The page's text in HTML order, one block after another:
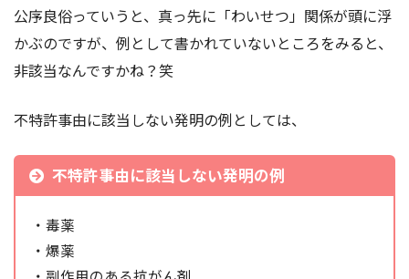
公序良俗っていうと、真っ先に「わいせつ」関係が頭に浮
かぶのですが、例として書かれていないところをみると、
非該当なんですかね？笑
不特許事由に該当しない発明の例としては、
不特許事由に該当しない発明の例
・毒薬
・爆薬